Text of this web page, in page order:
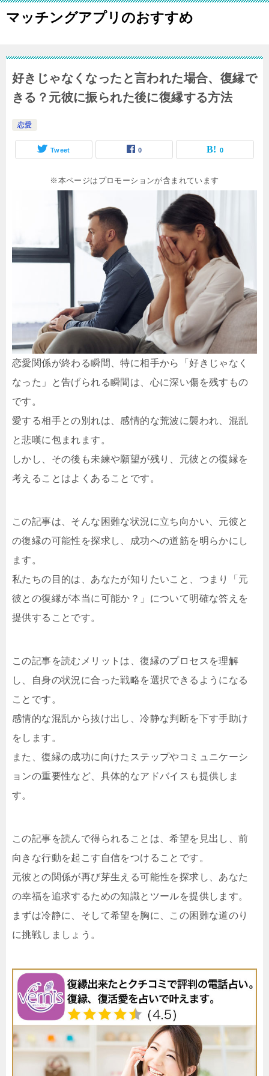
マッチングアプリのおすすめ
好きじゃなくなったと言われた場合、復縁で
きる？元彼に振られた後に復縁する方法
恋愛
Tweet 0 0
※本ページはプロモーションが含まれています
恋愛関係が終わる瞬間、特に相手から「好きじゃなく
なった」と告げられる瞬間は、心に深い傷を残すもの
です。
愛する相手との別れは、感情的な荒波に襲われ、混乱
と悲嘆に包まれます。
しかし、その後も未練や願望が残り、元彼との復縁を
考えることはよくあることです。
この記事は、そんな困難な状況に立ち向かい、元彼と
の復縁の可能性を探求し、成功への道筋を明らかにし
ます。
私たちの目的は、あなたが知りたいこと、つまり「元
彼との復縁が本当に可能か？」について明確な答えを
提供することです。
この記事を読むメリットは、復縁のプロセスを理解
し、自身の状況に合った戦略を選択できるようになる
ことです。
感情的な混乱から抜け出し、冷静な判断を下す手助け
をします。
また、復縁の成功に向けたステップやコミュニケーシ
ョンの重要性など、具体的なアドバイスも提供しま
す。
この記事を読んで得られることは、希望を見出し、前
向きな行動を起こす自信をつけることです。
元彼との関係が再び芽生える可能性を探求し、あなた
の幸福を追求するための知識とツールを提供します。
まずは冷静に、そして希望を胸に、この困難な道のり
に挑戦しましょう。